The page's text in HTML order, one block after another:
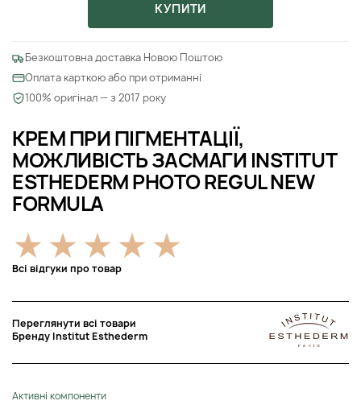
КРЕМ ПРИ ПІГМЕНТАЦІЇ,
МОЖЛИВІСТЬ ЗАСМАГИ INSTITUT
ESTHEDERM PHOTO REGUL NEW
FORMULA
Всі відгуки про товар
Переглянути всі товари
Бренду Institut Esthederm
Активні компоненти
КУПИТИ
Безкоштовна доставка Новою Поштою
Оплата карткою або при отриманні
100% оригінал — з 2017 року